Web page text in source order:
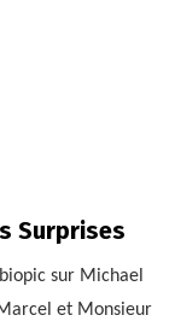
Surprises
sur Michael
et Monsieur